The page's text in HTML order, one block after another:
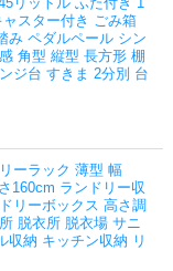
スター付き ごみ箱
み ペダルペール シン
角型 縦型 長方形 棚
ジ台 すきま 2分別 台
ーラック 薄型 幅
160cm ランドリー収
リーボックス 高さ調
脱衣所 脱衣場 サニ
収納 キッチン収納 リ